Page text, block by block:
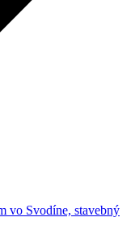
vo Svodíne, stavebný